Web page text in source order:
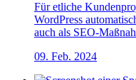
Für etliche
WordPress
auch als SEO-
09. Feb. 2024